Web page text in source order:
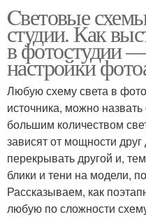
Cветовые
студии. Как
в фотостудии
настройки
Любую схему света в
источника, можно
большим количеством
зависят от мощности
перекрывать другой и,
блики и тени на модели,
Рассказываем, как
любую по сложности